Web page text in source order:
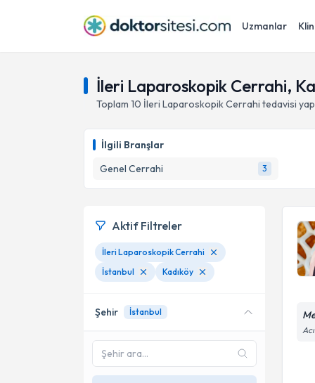
Uzmanlar
İleri Laparoskopik Cerrahi,
Toplam 10 İleri Laparoskopik Cerrahi tedavisi
İlgili Branşlar
Genel Cerrahi
3
Aktif Filtreler
İleri Laparoskopik Cerrahi
İstanbul
Kadıköy
Şehir İstanbul